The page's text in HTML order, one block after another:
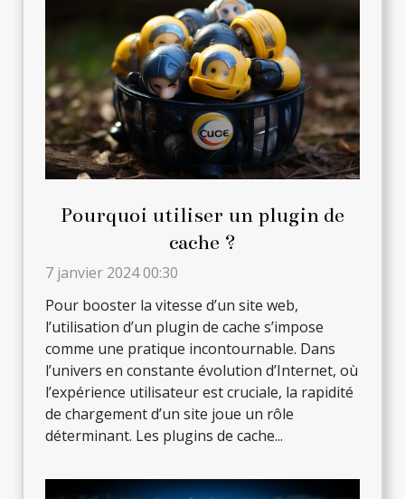
Pourquoi utiliser un plugin de
cache ?
7 janvier 2024 00:30
Pour booster la vitesse d’un site web,
l’utilisation d’un plugin de cache s’impose
comme une pratique incontournable. Dans
l’univers en constante évolution d’Internet, où
l’expérience utilisateur est cruciale, la rapidité
de chargement d’un site joue un rôle
déterminant. Les plugins de cache...